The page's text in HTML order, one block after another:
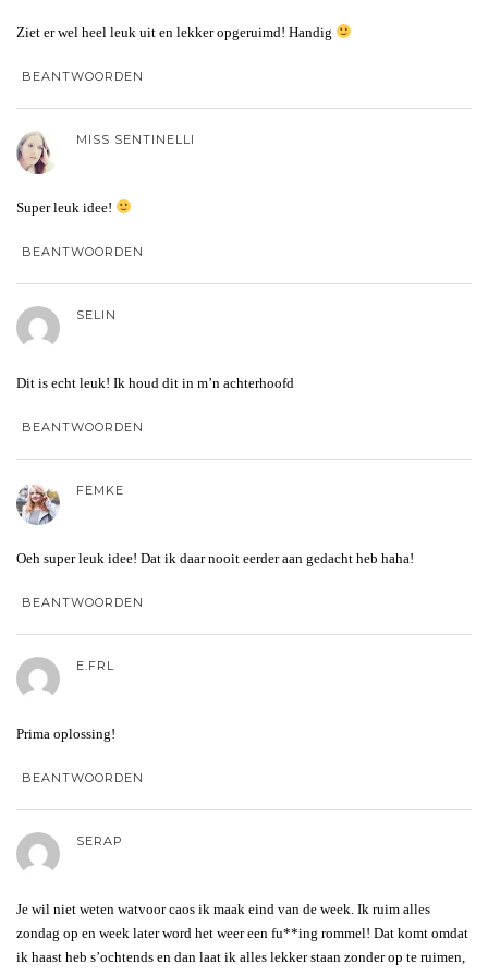
Ziet er wel heel leuk uit en lekker opgeruimd! Handig
BEANTWOORDEN
MISS SENTINELLI
Super leuk idee!
BEANTWOORDEN
SELIN
Dit is echt leuk! Ik houd dit in m’n achterhoofd
BEANTWOORDEN
FEMKE
Oeh super leuk idee! Dat ik daar nooit eerder aan gedacht heb haha!
BEANTWOORDEN
E.FRL
Prima oplossing!
BEANTWOORDEN
SERAP
Je wil niet weten watvoor caos ik maak eind van de week. Ik ruim alles
zondag op en week later word het weer een fu**ing rommel! Dat komt omdat
ik haast heb s’ochtends en dan laat ik alles lekker staan zonder op te ruimen,